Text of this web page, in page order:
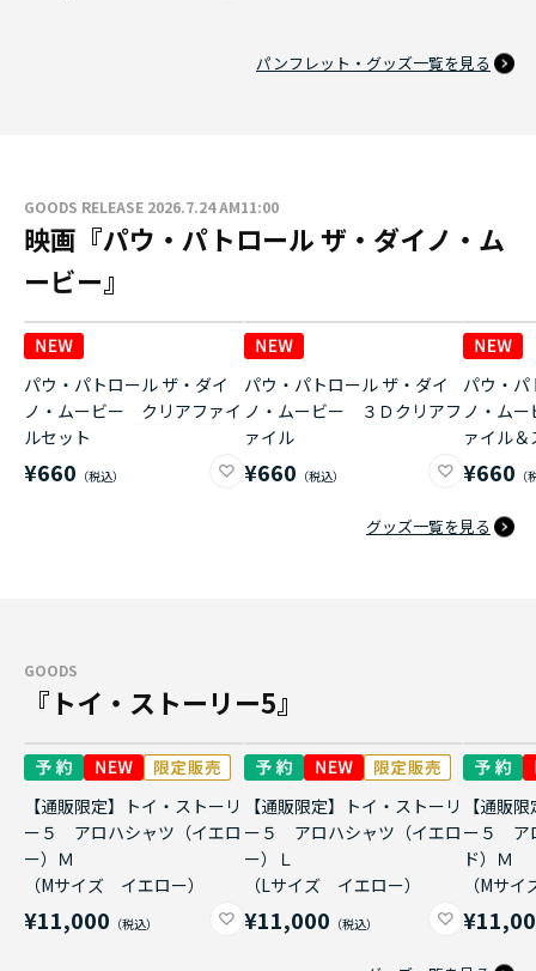
パンフレット・グッズ一覧を見る
GOODS RELEASE 2026.7.24 AM11:00
映画『パウ・パトロール ザ・ダイノ・ム
ービー』
パウ・パトロール ザ・ダイ
ノ・ムービー クリアファイ
ルセット
¥660
パウ・パトロール ザ・ダイ
ノ・ムービー ３Ｄクリアフ
ァイル
¥660
パウ・パ
ノ・ム
ァイル
¥660
グッズ一覧を見る
GOODS
『トイ・ストーリー5』
【通販限定】トイ・ストーリ
ー５ アロハシャツ（イエロ
ー）Ｍ
（Mサイズ イエロー）
¥11,000
【通販限定】トイ・ストーリ
ー５ アロハシャツ（イエロ
ー）Ｌ
（Lサイズ イエロー）
¥11,000
【通販
ー５ ア
ド）Ｍ
（Mサ